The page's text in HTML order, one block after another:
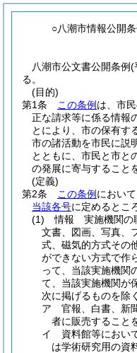
○八潮市情報公開条
八潮市公文書公開条例
る。
(目的)
第1条
この条例 は、市
正な請求等に係る情報
とにより、市の保有す
市の諸活動を市民に説
とともに、市民と市と
の発展に寄与すること
(定義)
第2条
この条例 において
当該各号に定めるとこ
(1)
情報 実施機関の
文書、図画、写真、
式、磁気的方式その
ができない方式で作
って、当該実施機関
て、当該実施機関が
次に掲げるものを除
ア
官報、白書、新
者に販売すること
イ
資料館等におい
は学術研究用の資